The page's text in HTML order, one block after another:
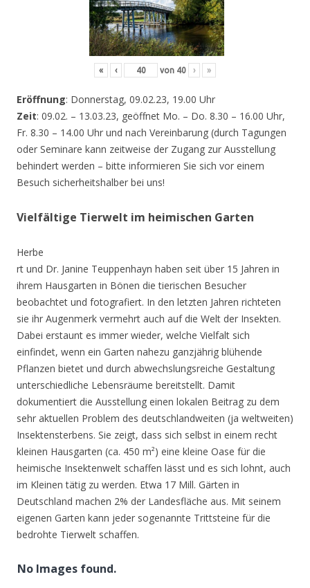
« ‹ von 40 › »
Eröffnung: Donnerstag, 09.02.23, 19.00 Uhr
Zeit: 09.02. – 13.03.23, geöffnet Mo. – Do. 8.30 – 16.00 Uhr,
Fr. 8.30 – 14.00 Uhr und nach Vereinbarung (durch Tagungen
oder Seminare kann zeitweise der Zugang zur Ausstellung
behindert werden – bitte informieren Sie sich vor einem
Besuch sicherheitshalber bei uns!
Vielfältige Tierwelt im heimischen Garten
Herbe
rt und Dr. Janine Teuppenhayn haben seit über 15 Jahren in
ihrem Hausgarten in Bönen die tierischen Besucher
beobachtet und fotografiert. In den letzten Jahren richteten
sie ihr Augenmerk vermehrt auch auf die Welt der Insekten.
Dabei erstaunt es immer wieder, welche Vielfalt sich
einfindet, wenn ein Garten nahezu ganzjährig blühende
Pflanzen bietet und durch abwechslungsreiche Gestaltung
unterschiedliche Lebensräume bereitstellt. Damit
dokumentiert die Ausstellung einen lokalen Beitrag zu dem
sehr aktuellen Problem des deutschlandweiten (ja weltweiten)
Insektensterbens. Sie zeigt, dass sich selbst in einem recht
kleinen Hausgarten (ca. 450 m²) eine kleine Oase für die
heimische Insektenwelt schaffen lässt und es sich lohnt, auch
im Kleinen tätig zu werden. Etwa 17 Mill. Gärten in
Deutschland machen 2% der Landesfläche aus. Mit seinem
eigenen Garten kann jeder sogenannte Trittsteine für die
bedrohte Tierwelt schaffen.
No Images found.